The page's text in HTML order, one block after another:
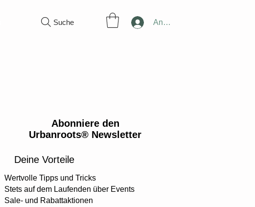
Suche Anmelden
Abonniere den
Urbanroots® Newsletter
Deine Vorteile
Wertvolle Tipps und Tricks
Stets auf dem Laufenden über Events
Sale- und Rabattaktionen